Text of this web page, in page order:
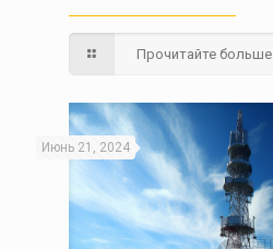
Прочитайте больше
Июнь 21, 2024